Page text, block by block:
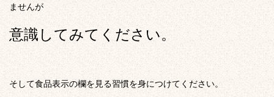
ませんが
意識してみてください。
そして食品表示の欄を見る習慣を身につけてください。